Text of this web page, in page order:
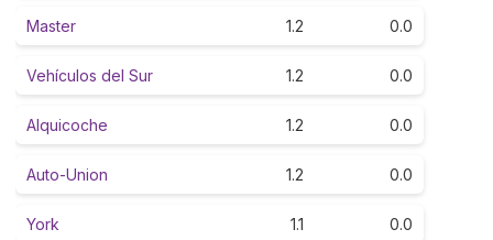
Master 1.2 0.0
Vehículos del Sur 1.2 0.0
Alquicoche 1.2 0.0
Auto-Union 1.2 0.0
York 1.1 0.0